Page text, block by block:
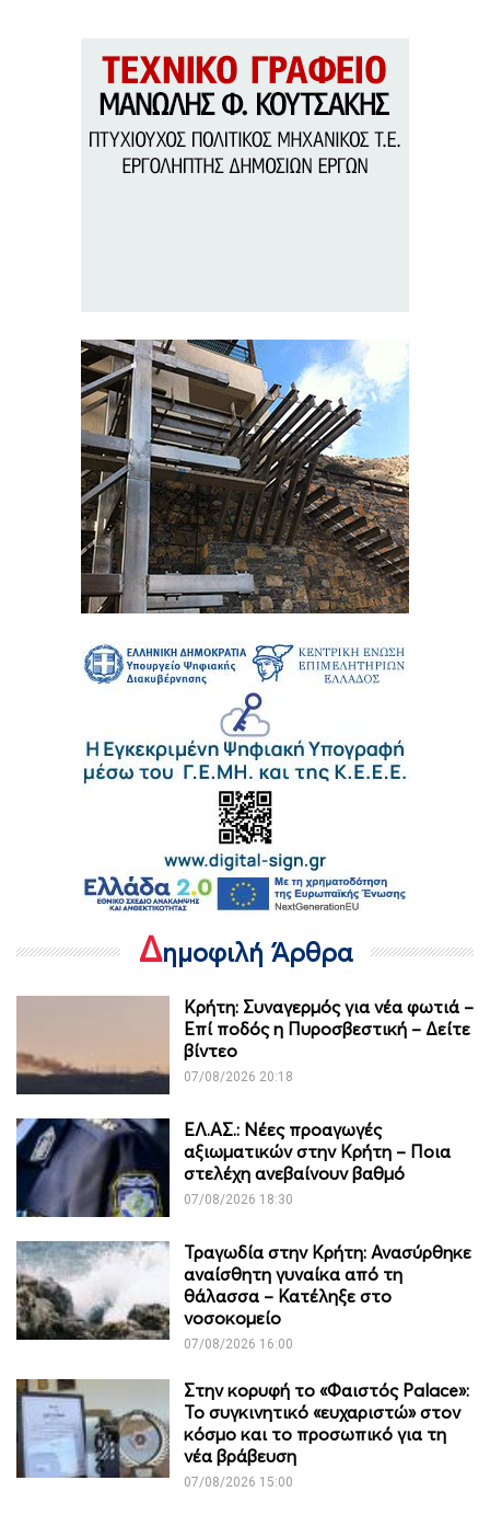
Δημοφιλή Άρθρα
Κρήτη: Συναγερμός για νέα φωτιά –
Επί ποδός η Πυροσβεστική – Δείτε
βίντεο
07/08/2026 20:18
ΕΛ.ΑΣ.: Νέες προαγωγές
αξιωματικών στην Κρήτη – Ποια
στελέχη ανεβαίνουν βαθμό
07/08/2026 18:30
Τραγωδία στην Κρήτη: Ανασύρθηκε
αναίσθητη γυναίκα από τη
θάλασσα – Κατέληξε στο
νοσοκομείο
07/08/2026 16:00
Στην κορυφή το «Φαιστός Palace»:
Το συγκινητικό «ευχαριστώ» στον
κόσμο και το προσωπικό για τη
νέα βράβευση
07/08/2026 15:00